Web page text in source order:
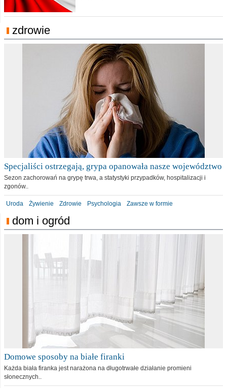
zdrowie
Specjaliści ostrzegają, grypa opanowała nasze województwo
Sezon zachorowań na grypę trwa, a statystyki przypadków, hospitalizacji i
zgonów..
Uroda Żywienie Zdrowie Psychologia Zawsze w formie
dom i ogród
Domowe sposoby na białe firanki
Każda biała firanka jest narażona na długotrwałe działanie promieni
słonecznych..